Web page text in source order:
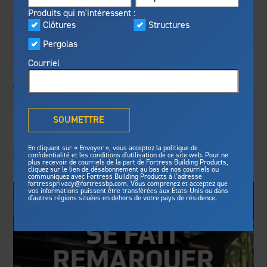
Produits qui m'intéressent :
Clôtures
Structures
Pergolas
Courriel
SOUMETTRE
En cliquant sur « Envoyer », vous acceptez la politique de
confidentialité et les conditions d'utilisation de ce site web. Pour ne
plus recevoir de courriels de la part de Fortress Building Products,
cliquez sur le lien de désabonnement au bas de nos courriels ou
communiquez avec Fortress Building Products à l’adresse
fortressprivacy@fortressbp.com. Vous comprenez et acceptez que
vos informations puissent être transférées aux États-Unis ou dans
d'autres régions situées en dehors de votre pays de résidence.
En vedette
Fabriqué pour la sécurité
Fortress
contre les tempêtes et des
tranquilité d’esprit de longue
durée.
Voyez pourquoi nous sommes
Structures
Structure d'acier pour terrasse
Clôtures
Clôtures en acier
Outdurable Living
Actualités et médias
Visualiseur
Galerie
Préparez votre projet
Fortress Master Class
ENTOURER UNE
GRANDE PROPRIÉTÉ
AVEC UNE CLÔTURE
EN ACIER
du choix du bon matériau au suivi des variations de
niveau sur les terrains accidentés...​​​​